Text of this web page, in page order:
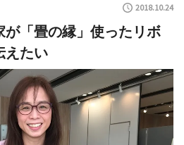
2018.10.24
が「畳の縁」使ったリボ
たい